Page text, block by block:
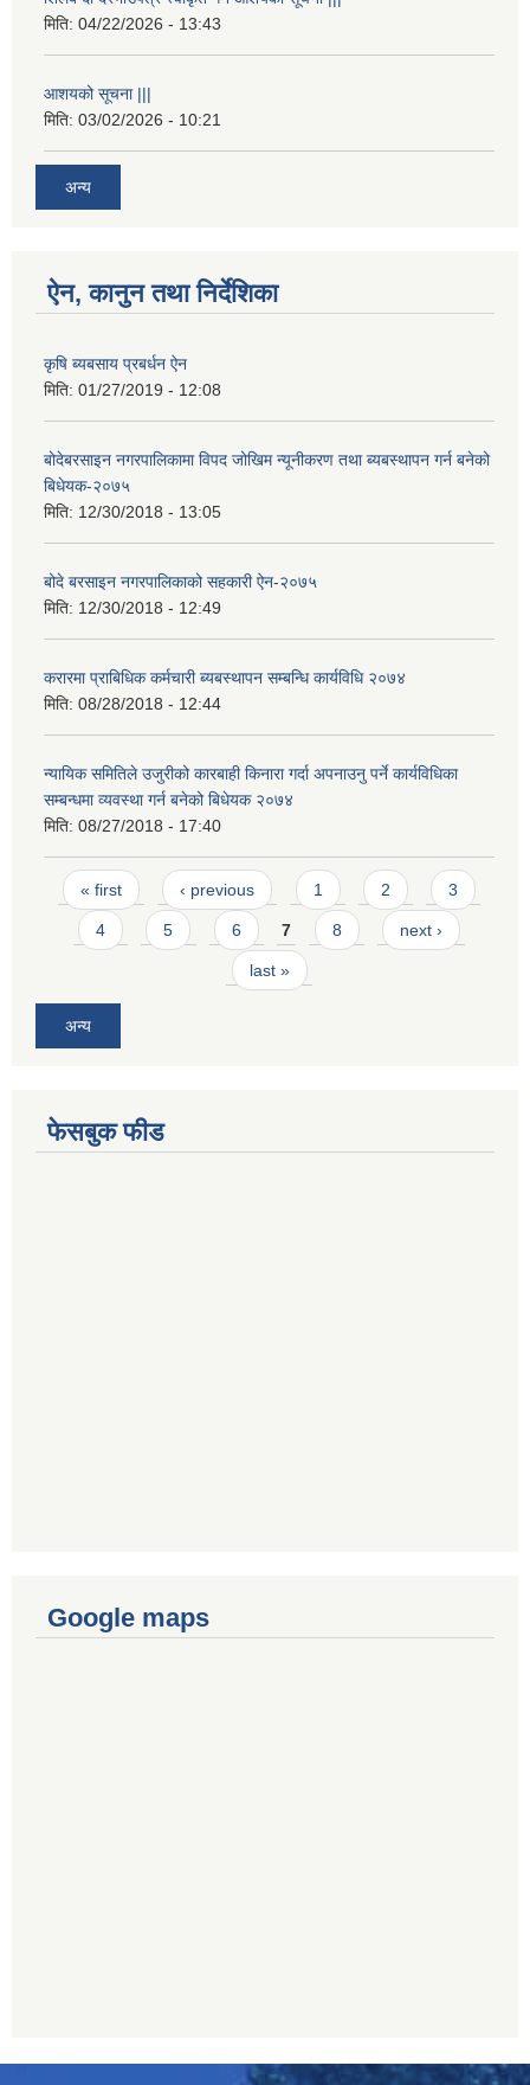
मिति: 04/22/2026 - 13:43
आशयको सूचना |||
मिति: 03/02/2026 - 10:21
अन्य
ऐन, कानुन तथा निर्देशिका
कृषि ब्यबसाय प्रबर्धन ऐन
मिति: 01/27/2019 - 12:08
बोदेबरसाइन नगरपालिकामा विपद जोखिम न्यूनीकरण तथा ब्यबस्थापन गर्न बनेको
बिधेयक-२०७५
मिति: 12/30/2018 - 13:05
बोदे बरसाइन नगरपालिकाको सहकारी ऐन-२०७५
मिति: 12/30/2018 - 12:49
करारमा प्राबिधिक कर्मचारी ब्यबस्थापन सम्बन्धि कार्यविधि २०७४
मिति: 08/28/2018 - 12:44
न्यायिक समितिले उजुरीको कारबाही किनारा गर्दा अपनाउनु पर्ने कार्यविधिका
सम्बन्धमा व्यवस्था गर्न बनेको बिधेयक २०७४
मिति: 08/27/2018 - 17:40
Pages
« first ‹ previous 1 2 3
4 5 6 7 8 next ›
last »
अन्य
फेसबुक फीड
Google maps